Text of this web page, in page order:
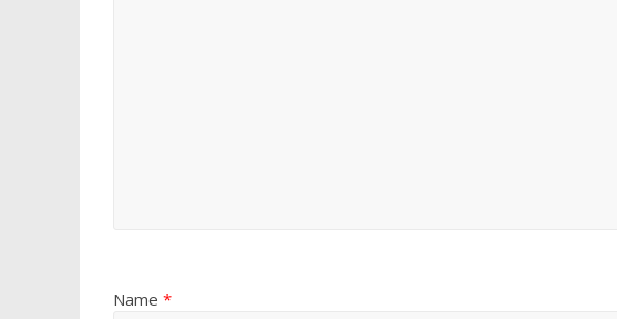
Name *